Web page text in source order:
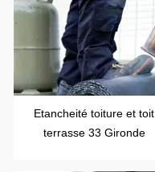
Etancheité toiture et toit
terrasse 33 Gironde